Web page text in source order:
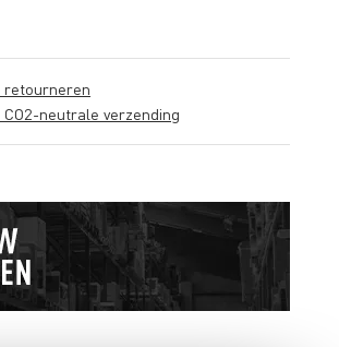
retourneren
CO2-neutrale verzending